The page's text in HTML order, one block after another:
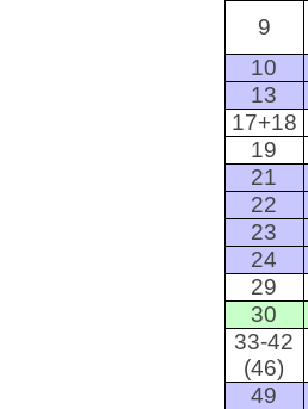
9
10
13
17+18
19
21
22
23
24
29
30
33-42
(46)
49